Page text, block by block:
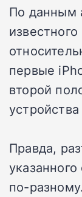
По данным
первые
второй
Правда,
по-